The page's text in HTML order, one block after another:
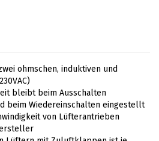
ohmschen, induktiven und
bleibt beim Ausschalten
beim Wiedereinschalten eingestellt
von Lüfterantrieben